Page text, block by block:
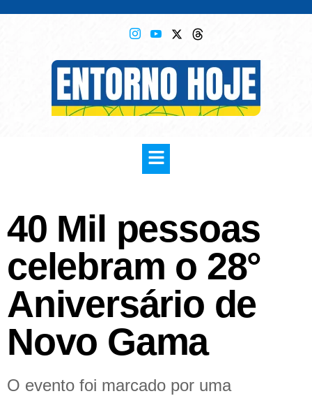
40 Mil pessoas
celebram o 28°
Aniversário de
Novo Gama
O evento foi marcado por uma